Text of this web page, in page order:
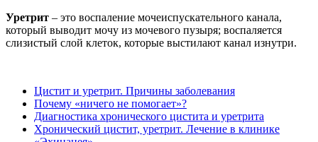
Уретрит – это воспаление мочеиспускательного канала,
который выводит мочу из мочевого пузыря; воспаляется
слизистый слой клеток, которые выстилают канал изнутри.
Цистит и уретрит. Причины заболевания
Почему «ничего не помогает»?
Диагностика хронического цистита и уретрита
Хронический цистит, уретрит. Лечение в клинике